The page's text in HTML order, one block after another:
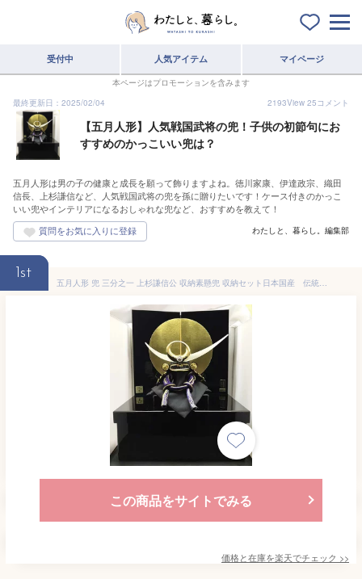
受付中 人気アイテム マイページ
本ページはプロモーションを含みます
最終更新日：2025/02/04
2193View 25コメント
【五月人形】人気戦国武将の兜！子供の初節句にお
すすめのかっこいい兜は？
五月人形は男の子の健康と成長を願って飾りますよね。徳川家康、伊達政宗、織田
信長、上杉謙信など、人気戦国武将の兜を孫に贈りたいです！ケース付きのかっこ
いい兜やインテリアになるおしゃれな兜など、おすすめを教えて！
わたしと、暮らし。編集部
1st
五月人形 兜 三分之一 上杉謙信公 収納素懸兜 収納セット日本国産 伝統工芸品 内閣総理大臣賞 五月人形 兜飾り 戦国武将 端午の節句 こどもの日 初節句 お祝い プレゼント ギフト 海外へのお土産 こだわりの兜 日本文化 日本伝統 日本土産 収納兜飾り
この商品をサイトでみる
価格と在庫を楽天でチェック >>